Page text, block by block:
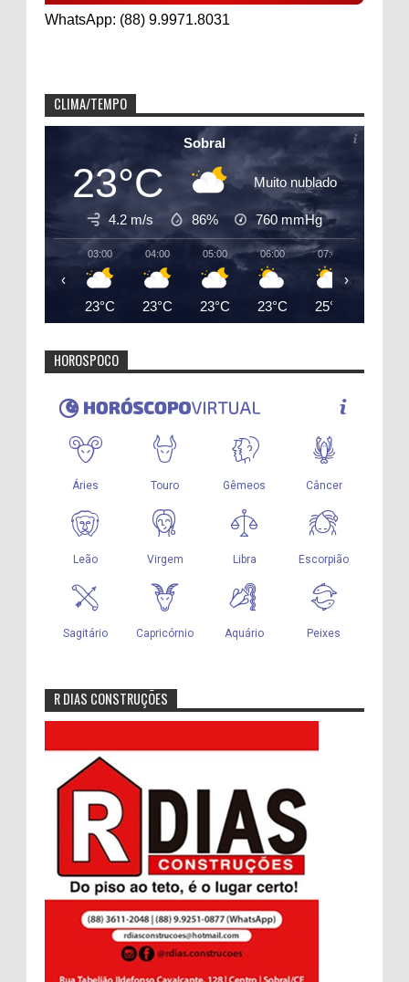
WhatsApp: (88) 9.9971.8031
CLIMA/TEMPO
Sobral
23°C Muito nublado
4.2 m/s 86% 760 mmHg
03:00
23°C
04:00
23°C
05:00
23°C
06:00
23°C
07:00
25°C
‹ ›
HOROSPOCO
R DIAS CONSTRUÇÕES